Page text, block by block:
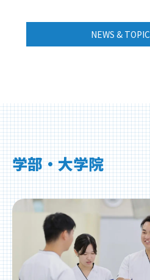
NEWS &
学部・大学院